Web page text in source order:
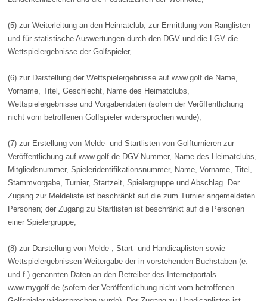
(5) zur Weiterleitung an den Heimatclub, zur Ermittlung von Ranglisten
und für statistische Auswertungen durch den DGV und die LGV die
Wettspielergebnisse der Golfspieler,
(6) zur Darstellung der Wettspielergebnisse auf www.golf.de Name,
Vorname, Titel, Geschlecht, Name des Heimatclubs,
Wettspielergebnisse und Vorgabendaten (sofern der Veröffentlichung
nicht vom betroffenen Golfspieler widersprochen wurde),
(7) zur Erstellung von Melde- und Startlisten von Golfturnieren zur
Veröffentlichung auf www.golf.de DGV-Nummer, Name des Heimatclubs,
Mitgliedsnummer, Spieleridentifikationsnummer, Name, Vorname, Titel,
Stammvorgabe, Turnier, Startzeit, Spielergruppe und Abschlag. Der
Zugang zur Meldeliste ist beschränkt auf die zum Turnier angemeldeten
Personen; der Zugang zu Startlisten ist beschränkt auf die Personen
einer Spielergruppe,
(8) zur Darstellung von Melde-, Start- und Handicaplisten sowie
Wettspielergebnissen Weitergabe der in vorstehenden Buchstaben (e.
und f.) genannten Daten an den Betreiber des Internetportals
www.mygolf.de (sofern der Veröffentlichung nicht vom betroffenen